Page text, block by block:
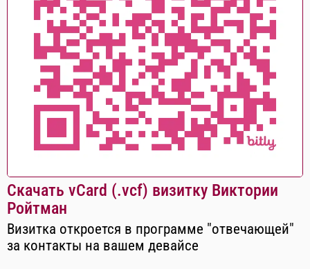
Скачать vCard (.vcf) визитку Виктории
Ройтман
Визитка откроется в программе "отвечающей"
за контакты на вашем девайсе